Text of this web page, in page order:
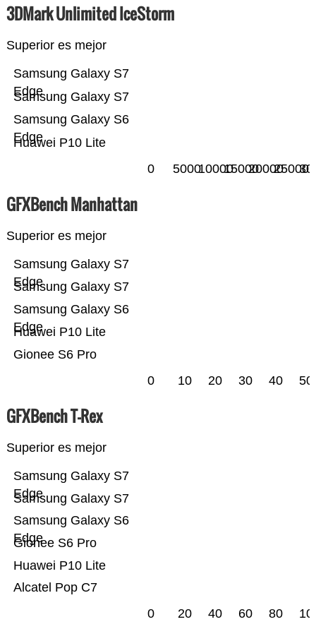
3DMark Unlimited IceStorm
Superior es mejor
Huawei P10 Lite
Samsung Galaxy S6
Edge
Samsung Galaxy S7
Samsung Galaxy S7
Edge
0 500010000150002000025000
GFXBench Manhattan
Superior es mejor
Gionee S6 Pro
Huawei P10 Lite
Samsung Galaxy S6
Edge
Samsung Galaxy S7
Samsung Galaxy S7
Edge
0 10 20 30 40 50
GFXBench T-Rex
Superior es mejor
Alcatel Pop C7
Huawei P10 Lite
Gionee S6 Pro
Samsung Galaxy S6
Edge
Samsung Galaxy S7
Samsung Galaxy S7
Edge
0 20 40 60 80